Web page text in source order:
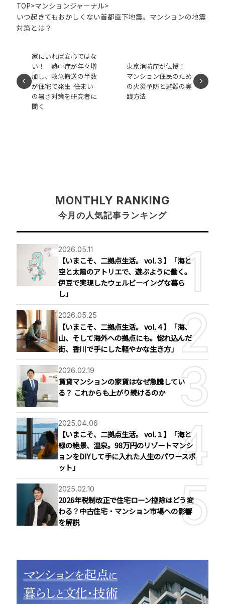
TOP>マンションジャーナル>
いつ起きてもおかしくない首都直下地震。マンションの地震
対策とは？
家にいれば安心ではな
い！ 熱中症が年々増
加し、救急搬送の半数
が住宅で発生 ―― 住まい
の暑さ対策を研究者に
聞く
東京消防庁が伝授！
マンション住民のため
の火災予防と避難の実
践方法
MONTHLY RANKING
今月の人気記事ランキング
2026.05.11
【いまこそ、二拠点生活。 vol.３】「海と
空と太陽のアトリエで、遊ぶように働く。
伊豆で実現したウェルビーイングな暮ら
し」
2026.05.25
【いまこそ、二拠点生活。 vol.４】「海、
山、そして海外への拠点にも。惚れ込んだ
街、香川で手にした軽やかな生き方」
2026.02.19
賃貸マンションの家賃はなぜ急騰してい
る？ これからも上がり続けるのか
2025.04.06
【いまこそ、二拠点生活。 vol.１】「海と
緑の絶景、温泉。98万円のリゾートマンシ
ョンをDIYして手に入れた人生のパワースポ
ット」
2025.02.10
2026年税制改正で住宅ローン控除はどう変
わる？中古住宅・マンション市場への影響
を解説